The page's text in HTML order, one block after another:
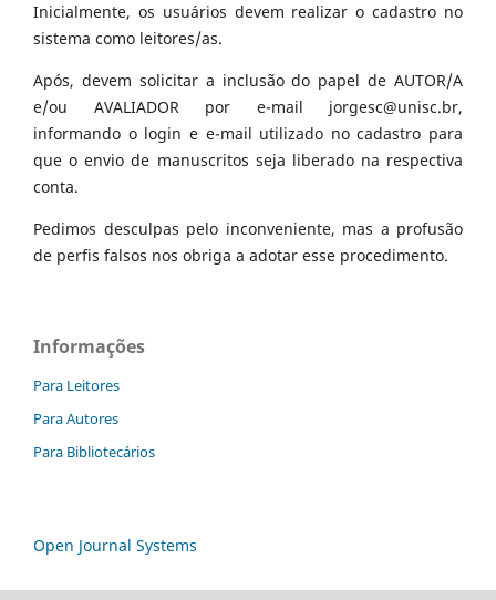
Inicialmente, os usuários devem realizar o cadastro no
sistema como leitores/as.
Após, devem solicitar a inclusão do papel de AUTOR/A
e/ou AVALIADOR por e-mail jorgesc@unisc.br,
informando o login e e-mail utilizado no cadastro para
que o envio de manuscritos seja liberado na respectiva
conta.
Pedimos desculpas pelo inconveniente, mas a profusão
de perfis falsos nos obriga a adotar esse procedimento.
Informações
Para Leitores
Para Autores
Para Bibliotecários
Open Journal Systems